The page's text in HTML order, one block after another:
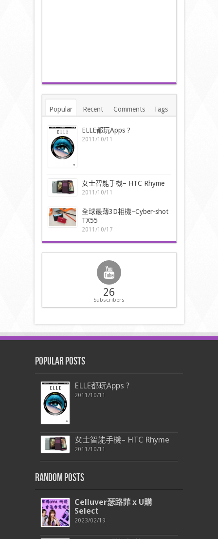
Popular Recent Comments Tags
ELLE都玩Apps ?
2011/10/11
女士智能手機– HTC Rhyme
2011/10/11
全球最薄3D相機–Cyber-shot
TX55
2011/10/17
26
Subscribers
Popular Posts
ELLE都玩Apps ?
2011/10/11
女士智能手機– HTC Rhyme
2011/10/11
Random Posts
Celluver瑟路菲x U購
Select
2023/02/19